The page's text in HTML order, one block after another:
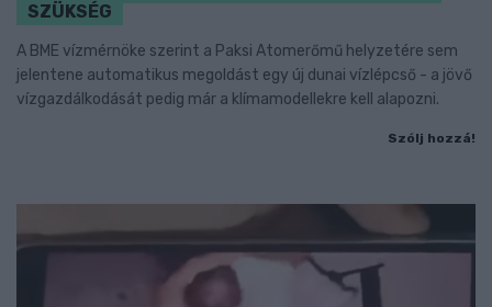
SZÜKSÉG
A BME vízmérnöke szerint a Paksi Atomerőmű helyzetére sem
jelentene automatikus megoldást egy új dunai vízlépcső - a jövő
vízgazdálkodását pedig már a klímamodellekre kell alapozni.
Szólj hozzá!